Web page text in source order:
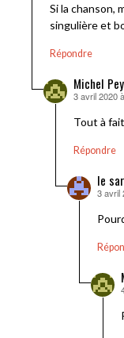
Si la chanson,
singulière et
Répondre
Michel
dit :
3 avril 2020
Tout à
Répondre
le
dit :
3 avril